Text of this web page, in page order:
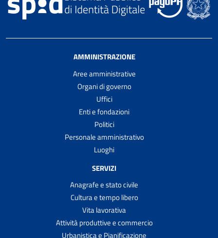
AMMINISTRAZIONE
Aree amministrative
Organi di governo
Uffici
Enti e fondazioni
Politici
Personale amministrativo
Luoghi
SERVIZI
Anagrafe e stato civile
Cultura e tempo libero
Vita lavorativa
Attività produttive e commercio
Urbanistica e Pianificazione